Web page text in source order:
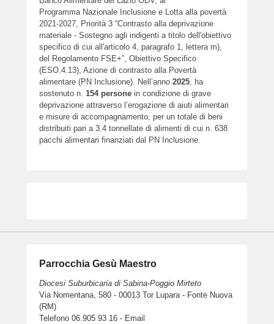
Programma Nazionale Inclusione e Lotta alla povertà
2021-2027, Priorità 3 “Contrasto alla deprivazione
materiale - Sostegno agli indigenti a titolo dell'obiettivo
specifico di cui all'articolo 4, paragrafo 1, lettera m),
del Regolamento FSE+”, Obiettivo Specifico
(ESO.4.13), Azione di contrasto alla Povertà
alimentare (PN Inclusione). Nell’anno 2025, ha
sostenuto n. 154 persone in condizione di grave
deprivazione attraverso l’erogazione di aiuti alimentari
e misure di accompagnamento, per un totale di beni
distribuiti pari a 3.4 tonnellate di alimenti di cui n. 638
pacchi alimentari finanziati dal PN Inclusione.
Parrocchia Gesù Maestro
Diocesi Suburbicaria di Sabina-Poggio Mirteto
Via Nomentana, 580 - 00013 Tor Lupara - Fonte Nuova
(RM)
Telefono 06.905 93 16 - Email